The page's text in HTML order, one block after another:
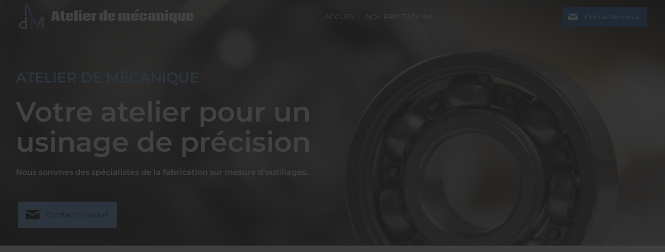
ATELIER DE MÉCANIQUE
Votre atelier pour un
usinage de précision
Nous sommes des spécialistes de la fabrication sur mesure d'outillages.
Contactez-nous
Atelier de mécanique ACCUEIL NOS PRESTATIONS Contactez-nous